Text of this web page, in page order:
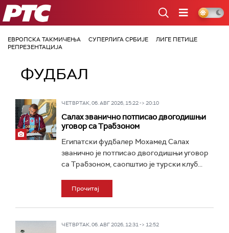
РТС
ЕВРОПСКА ТАКМИЧЕЊА СУПЕРЛИГА СРБИЈЕ
ЛИГЕ ПЕТИЦЕ
РЕПРЕЗЕНТАЦИЈА
ФУДБАЛ
ЧЕТВРТАК, 06. АВГ 2026, 15:22 -> 20:10
Салах званично потписао двогодишњи
уговор са Трабзоном
Египатски фудбалер Мохамед Салах
званично је потписао двогодишњи уговор
са Трабзоном, саопштио је турски клуб...
Прочитај
ЧЕТВРТАК, 06. АВГ 2026, 12:31 -> 12:52